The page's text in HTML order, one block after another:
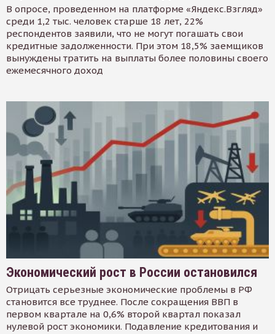
В опросе, проведенном на платформе «Яндекс.Взгляд»
среди 1,2 тыс. человек старше 18 лет, 22%
респондентов заявили, что не могут погашать свои
кредитные задолженности. При этом 18,5% заемщиков
вынуждены тратить на выплаты более половины своего
ежемесячного доход
Экономический рост в России остановился
Отрицать серьезные экономические проблемы в РФ
становится все труднее. После сокращения ВВП в
первом квартале на 0,6% второй квартал показал
нулевой рост экономики. Подавление кредитования и